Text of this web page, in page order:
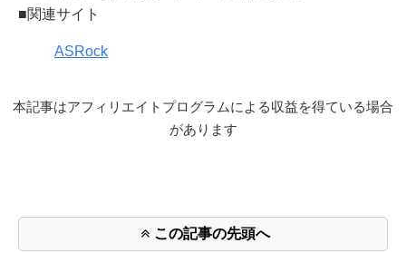
■関連サイト
ASRock
本記事はアフィリエイトプログラムによる収益を得ている場合
があります
この記事の先頭へ